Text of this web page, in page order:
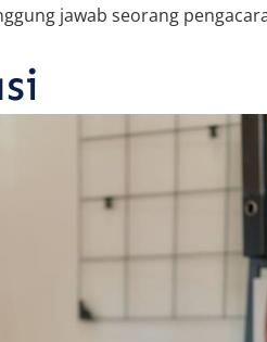
jawab seorang